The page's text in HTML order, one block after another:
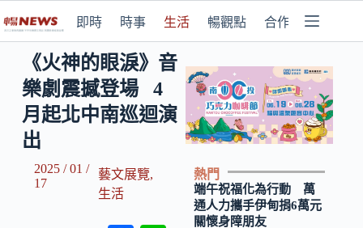
即時 時事 生活 暢觀點 合作媒體
《火神的眼淚》音
樂劇震撼登場 4
月起北中南巡迴演
出
2025 / 01 /
17
藝文展覽,
生活
熱門
端午祝福化為行動 萬
通人力攜手伊甸捐6萬元
關懷身障朋友